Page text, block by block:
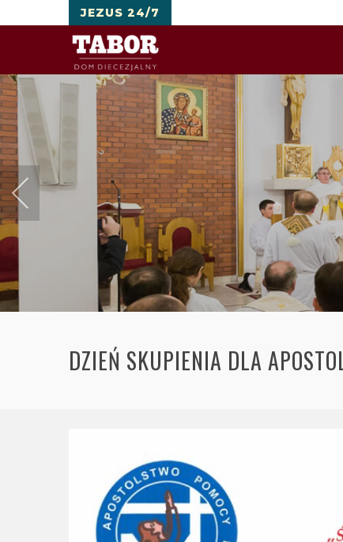
JEZUS 24/7
DZIEŃ SKUPIENIA DLA